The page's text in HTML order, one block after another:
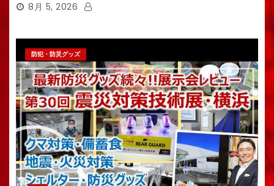
8月 5, 2026
防犯・防災グッズ